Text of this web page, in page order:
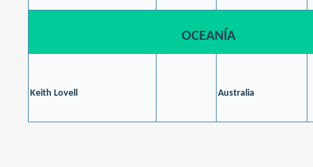
OCEANÍA
Keith Lovell Australia